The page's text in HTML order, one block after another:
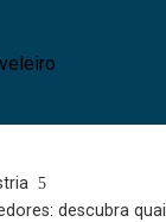
descubra